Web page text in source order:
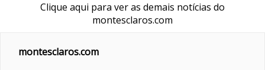
Clique aqui para ver as demais notícias do
montesclaros.com
montesclaros.com